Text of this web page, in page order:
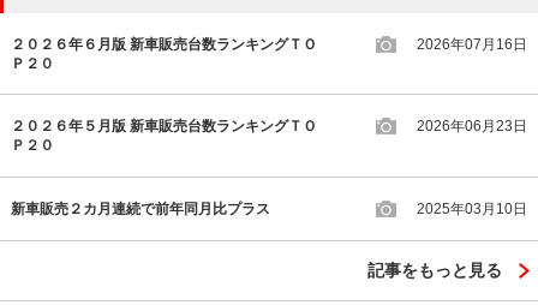
２０２６年６月版 新車販売台数ランキングＴＯ
Ｐ２０
2026年07月16日
２０２６年５月版 新車販売台数ランキングＴＯ
Ｐ２０
2026年06月23日
新車販売２カ月連続で前年同月比プラス 2025年03月10日
記事をもっと見る